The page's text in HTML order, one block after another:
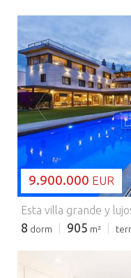
9.900.000 EUR
8 dorm 905 m²